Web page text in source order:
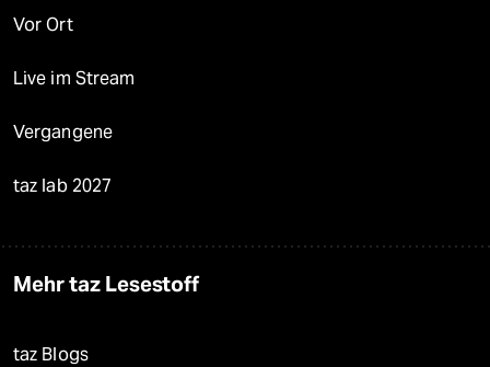
Vor Ort
Live im Stream
Vergangene
taz lab 2027
Mehr taz Lesestoff
taz Blogs